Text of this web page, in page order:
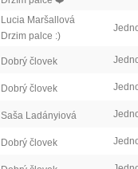
Lucia Maršallová
Drzim palce :)
Dobrý človek
Dobrý človek
Saša Ladányiová
Dobrý človek